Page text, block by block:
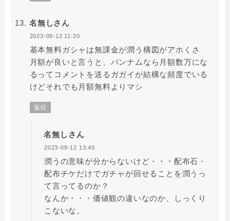
名無しさん
2023-09-12 11:20
基本無料ガシャは無課金が潤う構図がアホくさ
月額が良いと言うと、バンナムなら月額数万にな
るってコメントを送るガガイが結構な頻度でいる
けどそれでも月額無料よりマシ
返信
名無しさん
2023-09-12 13:40
潤うの意味が分からないけど・・・配布石・
配布チケだけでガチャが回せることを潤うっ
て言ってるのか？
なんか・・・価値観の違いなのか、しっくり
こないな。